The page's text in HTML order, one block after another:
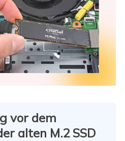
vor dem
alten M.2 SSD